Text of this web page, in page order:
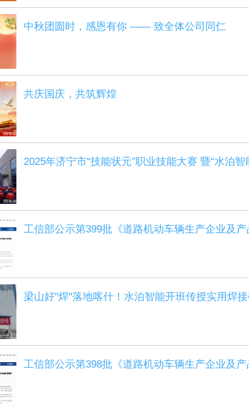
中秋团圆时，感恩有你 —— 致全体公司同仁
共庆国庆，共筑辉煌
2025年济宁市“技能状元”职业技能大赛 暨“水泊
工信部公示第399批《道路机动车辆生产企业及
梁山好"焊"落地喀什！水泊智能开班传授实用焊
工信部公示第398批《道路机动车辆生产企业及